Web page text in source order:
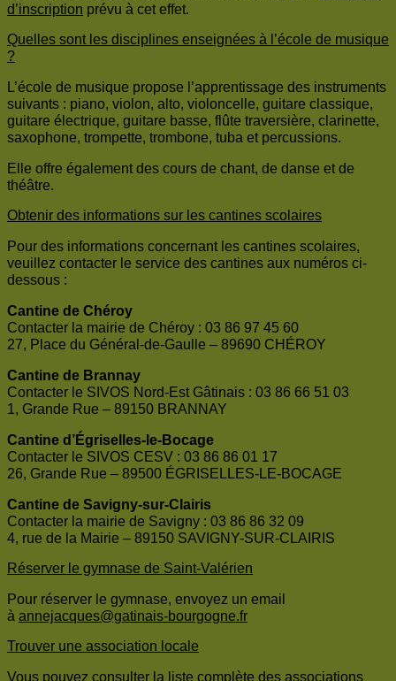
d’inscription prévu à cet effet.
Quelles sont les disciplines enseignées à l’école de musique
?
L’école de musique propose l’apprentissage des instruments
suivants : piano, violon, alto, violoncelle, guitare classique,
guitare électrique, guitare basse, flûte traversière, clarinette,
saxophone, trompette, trombone, tuba et percussions.
Elle offre également des cours de chant, de danse et de
théâtre.
Obtenir des informations sur les cantines scolaires
Pour des informations concernant les cantines scolaires,
veuillez contacter le service des cantines aux numéros ci-
dessous :
Cantine de Chéroy
Contacter la mairie de Chéroy : 03 86 97 45 60
27, Place du Général-de-Gaulle – 89690 CHÉROY
Cantine de Brannay
Contacter le SIVOS Nord-Est Gâtinais : 03 86 66 51 03
1, Grande Rue – 89150 BRANNAY
Cantine d’Égriselles-le-Bocage
Contacter le SIVOS CESV : 03 86 86 01 17
26, Grande Rue – 89500 ÉGRISELLES-LE-BOCAGE
Cantine de Savigny-sur-Clairis
Contacter la mairie de Savigny : 03 86 86 32 09
4, rue de la Mairie – 89150 SAVIGNY-SUR-CLAIRIS
Réserver le gymnase de Saint-Valérien
Pour réserver le gymnase, envoyez un email
à annejacques@gatinais-bourgogne.fr
Trouver une association locale
Vous pouvez consulter la liste complète des associations